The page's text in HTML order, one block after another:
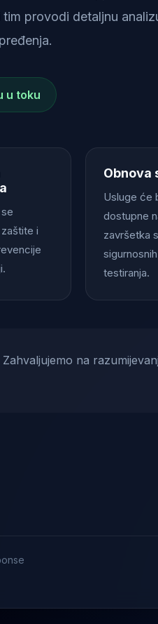
provodi detaljnu
u toku
i
Obnova
Usluge će
dostupne
završetka
testiranja.
na